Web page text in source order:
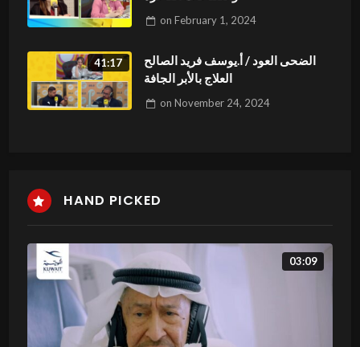
on February 1, 2024
41:17
الضحى العود / أ.يوسف فريد الصالح
العلاج بالأبر الجافة
on November 24, 2024
HAND PICKED
03:09